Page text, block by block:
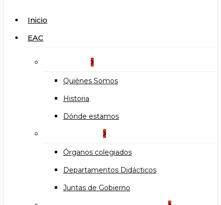
search
Menu
Inicio
EAC
Quiénes Somos
Historia
Dónde estamos
Órganos colegiados
Departamentos Didácticos
Juntas de Gobierno